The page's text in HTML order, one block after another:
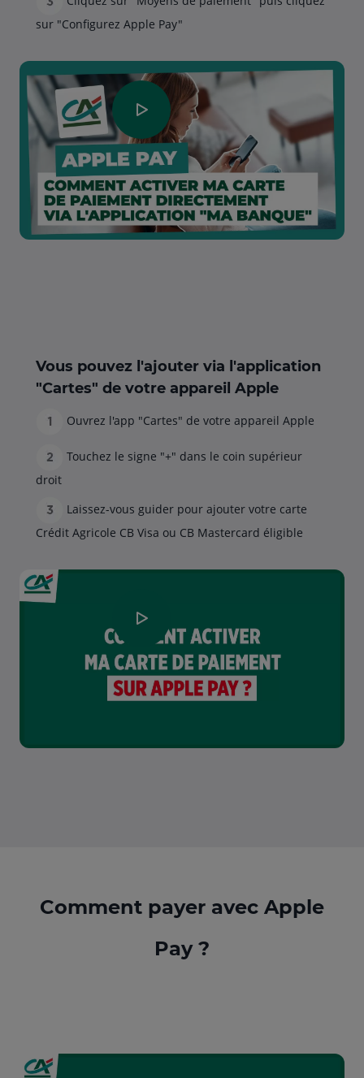
sur "Configurez Apple Pay"
Vous pouvez l'ajouter via l'application
"Cartes" de votre appareil Apple
Ouvrez l'app "Cartes" de votre appareil Apple
Touchez le signe "+" dans le coin supérieur
droit
Laissez-vous guider pour ajouter votre carte
Crédit Agricole CB Visa ou CB Mastercard éligible
Comment payer avec Apple
Pay ?